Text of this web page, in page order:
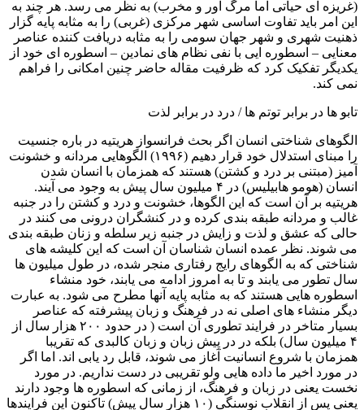
(غریزه ای حیاتی اما مرگ آور و مخرب) به نظر می رسد. هر چند به
این امر باید تفاوت اساسی شهر مرکزی (غربی) را به مثابه پایه گزار
ذهنیت شهری و شهر جهان سومی را به مثابه دریافت کننده عناصر
معنایی – اسطوره ایی با نفی نظام های نمادین – اسطوره ای خود از
یکدیگر تفکیک کرد که ظرفیت مقاله حاضر چنین امکانی را فراهم
نمی کند.
تابو ها در برابر توتم ها / درد در برابر لذت
الگوهای شناختی انسان اگر بحث فرانسواز هریتیه در باره جنسیت
را مبنای استدلال خود قرار دهیم (۱۹۹۶) الگوهایی مردانه و خشونت
آمیز (مبتنی بر درد و کشتن) هستند که همزمان با انسان شدن
انسان (هومو هابیلیس) در ۴ میلیون سال پیش به وجود می آیند.
هریتیه بر آن است که این الگوها، خشونت و درد و کشتن را در جنبه
غالب و مردانه طبقه بندی کرده و در کنشگران درونی می کنند در
حالی که عشق و لذت و زایش در جنبه زیر سلطه و زنان طبقه بندی
می شوند. نظر عمده انسان شناسان آن است که این کلیشه های
شناختی که به الگوهای رایج رفتاری منجر شده، در طول میلیون ها
سال تطور می یابند و تا به امروز ادامه می یابند، خود منشاء
اسطوره هایی هستند که به مثابه پایه آنها مطرح می شود. به عبارت
دیگر منشاء های اصلی نه در فرهنگ و زبان پیشرفته که عناصر
بسیار متاخر در فرایند تطوری آن است ( در حدود ۲۰۰ هزار سال از
۴ میلیون سال) بلکه در در پیش زبان و زبان کالبدی که تقریبا
همزمان با شروع انسانیت آغاز می شوند، قابل رد یابی اند. اما اگر
در مورد اخیر ما داده هایی ولو تقریبی در دست نداریم. در مورد
نخست یعنی در زبان و فرهنگ، از زمانی که اسطوره ها وجود دارند
یعنی پس از انقلاب نوسنگی (۱۰ هزار سال پیش) تاکنون این فرایندها